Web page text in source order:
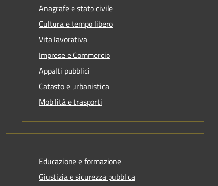
Anagrafe e stato civile
Cultura e tempo libero
Vita lavorativa
Imprese e Commercio
Appalti pubblici
Catasto e urbanistica
Mobilità e trasporti
Educazione e formazione
Giustizia e sicurezza pubblica